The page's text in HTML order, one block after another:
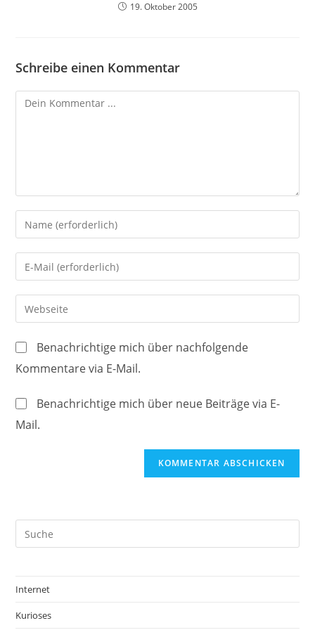
19. Oktober 2005
Schreibe einen Kommentar
Kommentieren
Gib
deinen
Namen
oder
Benutzernamen
zum
ein
Gib
deine
E-
Mail-
zum
Kommentieren
Gib
deine
Website-
URL
ein
Benachrichtige mich über nachfolgende
Kommentare via E-Mail.
Benachrichtige mich über neue Beiträge via E-
Mail.
Internet
Kurioses